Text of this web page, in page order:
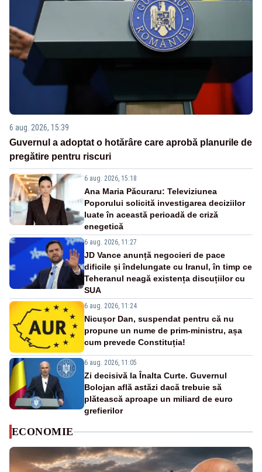
6 aug. 2026, 15:39
Guvernul a adoptat o hotărâre care aprobă planurile de
pregătire pentru riscuri
6 aug. 2026, 15:18
Ana Maria Păcuraru: Televiziunea
Poporului solicită investigarea deciziilor
luate în această perioadă de criză
enegetică
6 aug. 2026, 11:27
JD Vance anunță negocieri de pace
dificile și îndelungate cu Iranul, în timp ce
Teheranul neagă existența discuțiilor cu
SUA
6 aug. 2026, 11:24
Nicușor Dan, suspendat pentru că nu
propune un nume de prim-ministru, așa
cum prevede Constituția!
6 aug. 2026, 11:05
Zi decisivă la Înalta Curte. Guvernul
Bolojan află astăzi dacă trebuie să
plătească aproape un miliard de euro
grefierilor
ECONOMIE